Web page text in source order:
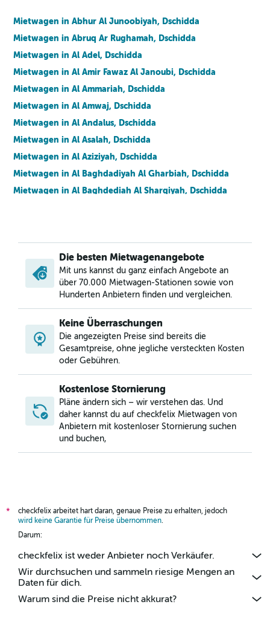
Mietwagen in Abhur Al Junoobiyah, Dschidda
Mietwagen in Abruq Ar Rughamah, Dschidda
Mietwagen in Al Adel, Dschidda
Mietwagen in Al Amir Fawaz Al Janoubi, Dschidda
Mietwagen in Al Ammariah, Dschidda
Mietwagen in Al Amwaj, Dschidda
Mietwagen in Al Andalus, Dschidda
Mietwagen in Al Asalah, Dschidda
Mietwagen in Al Aziziyah, Dschidda
Mietwagen in Al Baghdadiyah Al Gharbiah, Dschidda
Mietwagen in Al Baghdediah Al Sharqiyah, Dschidda
Mietwagen in Al Bashaer, Dschidda
Mietwagen in Al Bawadi, Dschidda
Mietwagen in Al Faisaliyyah, Dschidda
Mietwagen in Al Farouq, Dschidda
Mietwagen in Al Fay'ha, Dschidda
Mietwagen in Al Firdous, Dschidda
Mietwagen in Al Ghulail, Dschidda
Die besten Mietwagenangebote
Mit uns kannst du ganz einfach Angebote an
über 70.000 Mietwagen-Stationen sowie von
Hunderten Anbietern finden und vergleichen.
Keine Überraschungen
Die angezeigten Preise sind bereits die
Gesamtpreise, ohne jegliche versteckten Kosten
oder Gebühren.
Kostenlose Stornierung
Pläne ändern sich – wir verstehen das. Und
daher kannst du auf checkfelix Mietwagen von
Anbietern mit kostenloser Stornierung suchen
und buchen,
*
checkfelix arbeitet hart daran, genaue Preise zu erhalten, jedoch
wird keine Garantie für Preise übernommen.
Darum:
checkfelix ist weder Anbieter noch Verkäufer.
Wir durchsuchen und sammeln riesige Mengen an
Daten für dich.
Warum sind die Preise nicht akkurat?